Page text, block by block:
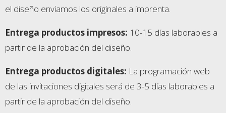
el diseño enviamos los originales a imprenta.
Entrega productos impresos: 10-15 días laborables a
partir de la aprobación del diseño.
Entrega productos digitales: La programación web
de las invitaciones digitales será de 3-5 días laborables a
partir de la aprobación del diseño.